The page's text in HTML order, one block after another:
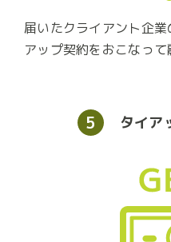
届いたクライアント企
アップ契約をおこなって
5 タイア